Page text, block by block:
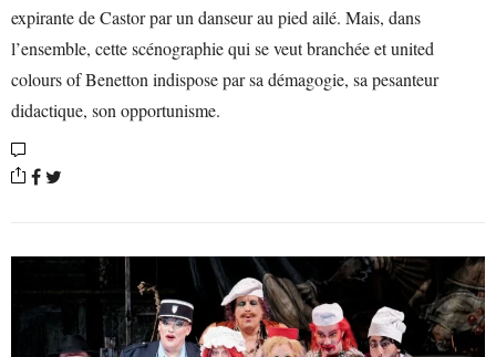
expirante de Castor par un danseur au pied ailé. Mais, dans
l’ensemble, cette scénographie qui se veut branchée et united
colours of Benetton indispose par sa démagogie, sa pesanteur
didactique, son opportunisme.